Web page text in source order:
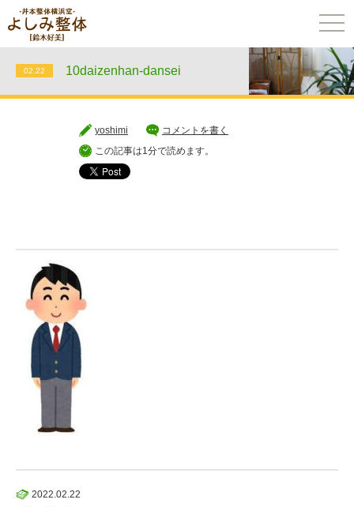
02.22 10daizenhan-dansei
yoshimi
コメントを書く
この記事は1分で読めます。
2022.02.22